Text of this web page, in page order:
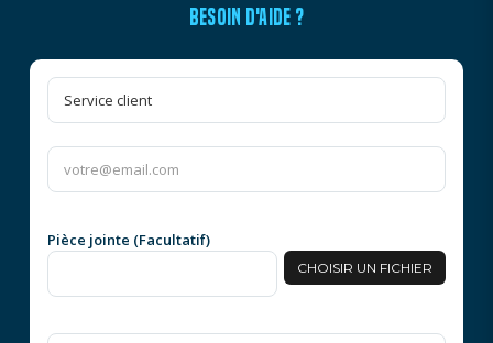
BESOIN D'AIDE ?
Pièce jointe (Facultatif)
CHOISIR UN FICHIER